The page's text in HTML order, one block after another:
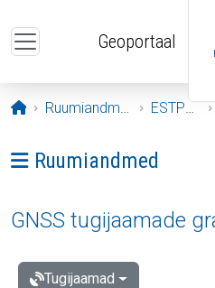
Geoportaal
Avaleht
Ruumiandmed ESTPOS
Ava menüü:
Ruumiandmed
GNSS tugijaamade
Tugijaamad